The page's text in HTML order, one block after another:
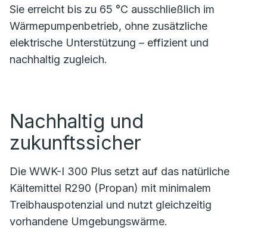
Sie erreicht bis zu 65 °C ausschließlich im
Wärmepumpenbetrieb, ohne zusätzliche
elektrische Unterstützung – effizient und
nachhaltig zugleich.
Nachhaltig und
zukunftssicher
Die WWK-I 300 Plus setzt auf das natürliche
Kältemittel R290 (Propan) mit minimalem
Treibhauspotenzial und nutzt gleichzeitig
vorhandene Umgebungswärme.